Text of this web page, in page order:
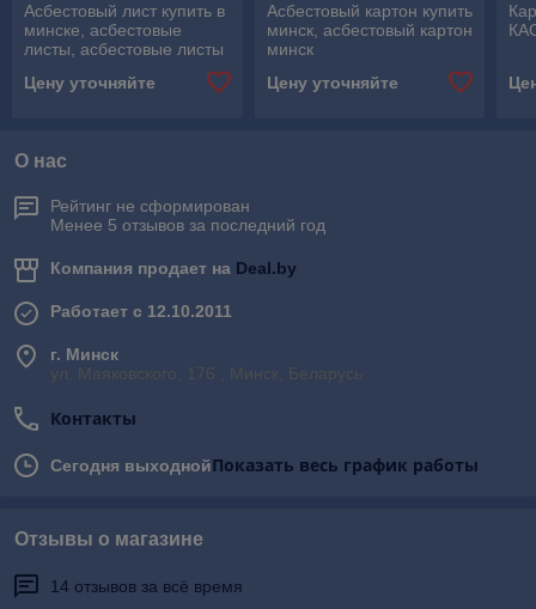
Асбестовый лист купить в
минске, асбестовые
листы, асбестовые листы
асболист, асбокартон
Цену уточняйте
Асбестовый картон купить
минск, асбестовый картон
минск
Цену уточняйте
О нас
Рейтинг не сформирован
Менее 5 отзывов за последний год
Компания продает на Deal.by
Работает с 12.10.2011
г. Минск
ул. Маяковского, 176 , Минск, Беларусь
Контакты
Сегодня выходнойПоказать весь график работы
Отзывы о магазине
14 отзывов за всё время